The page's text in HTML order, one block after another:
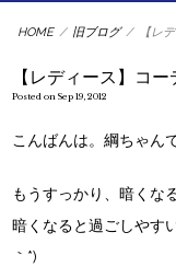
HOME / 旧ブログ / 【レ
【レディース】コ
Posted on Sep 19, 2012
こんばんは。綱ちゃん
もうすっかり、暗くな
暗くなると過ごしやす
｀*)